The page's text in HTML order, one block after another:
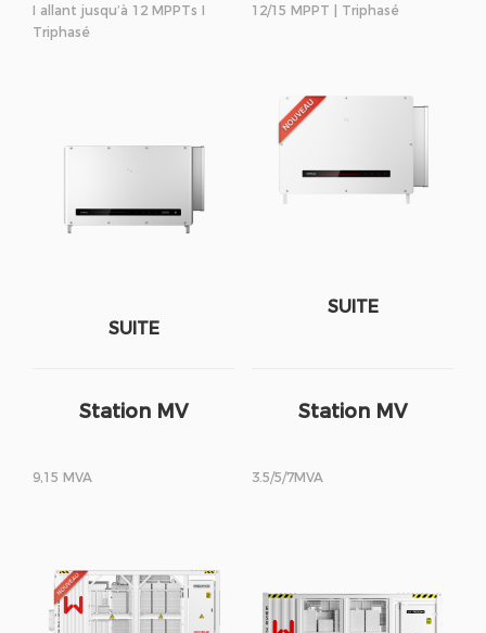
I allant jusqu’à 12 MPPTs I
Triphasé
SUITE
12/15 MPPT | Triphasé
SUITE
Station MV
9,15 MVA
Station MV
3.5/5/7MVA